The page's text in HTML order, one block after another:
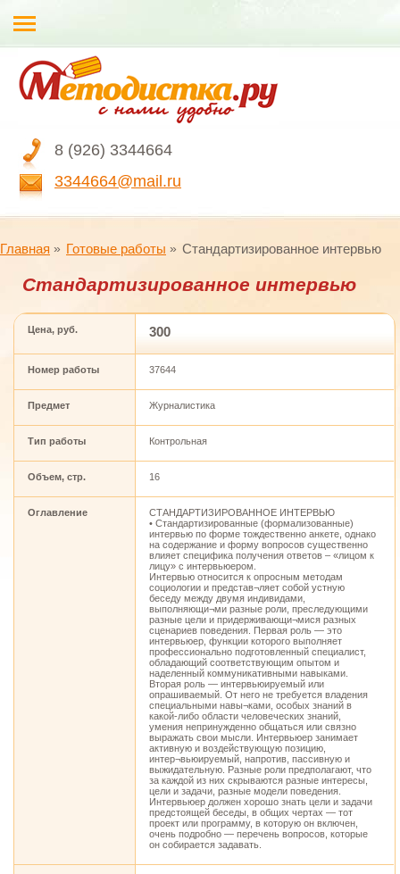
8 (926) 3344664
3344664@mail.ru
Главная Готовые работы Стандартизированное интервью
Стандартизированное интервью
Цена, руб. 300
Номер работы 37644
Предмет Журналистика
Тип работы Контрольная
Объем, стр. 16
Оглавление
СТАНДАРТИЗИРОВАННОЕ ИНТЕРВЬЮ
• Стандартизированные (формализованные)
интервью по форме тождественно анкете, однако
на содержание и форму вопросов существенно
влияет специфика получения ответов – «лицом к
лицу» с интервьюером.
Интервью относится к опросным методам
социологии и представ¬ляет собой устную
беседу между двумя индивидами,
выполняющи¬ми разные роли, преследующими
разные цели и придерживающи¬мися разных
сценариев поведения. Первая роль — это
интервьюер, функции которого выполняет
профессионально подготовленный специалист,
обладающий соответствующим опытом и
наделенный коммуникативными навыками.
Вторая роль — интервьюируемый или
опрашиваемый. От него не требуется владения
специальными навы¬ками, особых знаний в
какой-либо области человеческих знаний,
умения непринужденно общаться или связно
выражать свои мысли. Интервьюер занимает
активную и воздействующую позицию,
интер¬вьюируемый, напротив, пассивную и
выжидательную. Разные роли предполагают, что
за каждой из них скрываются разные интересы,
цели и задачи, разные модели поведения.
Интервьюер должен хорошо знать цели и задачи
предстоящей беседы, в общих чертах — тот
проект или программу, в которую он включен,
очень подробно — перечень вопросов, которые
он собирается задавать.